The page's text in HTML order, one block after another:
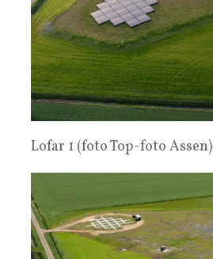
Lofar 1 (foto Top-foto Assen)